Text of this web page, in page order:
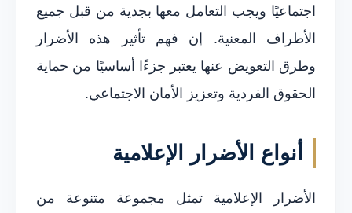
اجتماعيًا ويجب التعامل معها بجدية من قبل جميع
الأطراف المعنية. إن فهم تأثير هذه الأضرار
وطرق التعويض عنها يعتبر جزءًا أساسيًا من حماية
الحقوق الفردية وتعزيز الأمان الاجتماعي.
أنواع الأضرار الإعلامية
الأضرار الإعلامية تمثل مجموعة متنوعة من